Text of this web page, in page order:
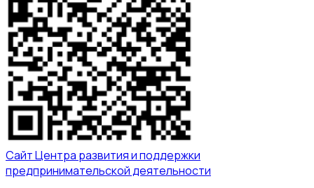
Сайт Центра развития и поддержки
предпринимательской деятельности